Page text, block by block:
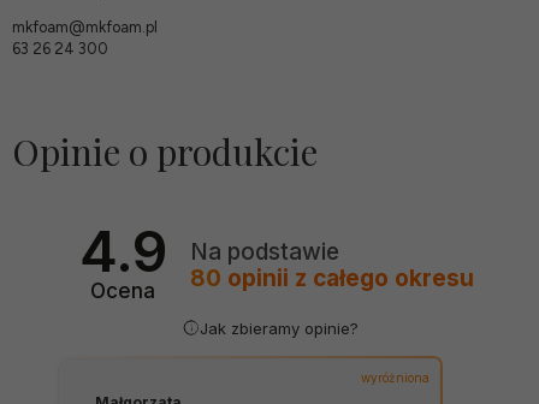
mkfoam@mkfoam.pl
63 26 24 300
Opinie o produkcie
4.9
Ocena
Na podstawie
80 opinii z całego okresu
Jak zbieramy opinie?
wyróżniona